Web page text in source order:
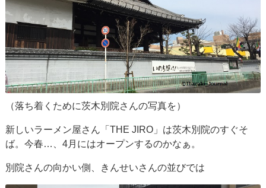
（落ち着くために茨木別院さんの写真を）
新しいラーメン屋さん「THE JIRO」は茨木別院のすぐそ
ば。今春…、4月にはオープンするのかなぁ。
別院さんの向かい側、きんせいさんの並びでは